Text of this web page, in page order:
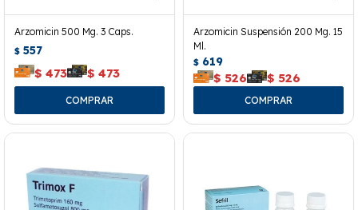
Arzomicin 500 Mg. 3 Caps.
$ 557
$ 473 $ 473
Arzomicin Suspensión 200 Mg. 15
Ml.
$ 619
$ 526 $ 526